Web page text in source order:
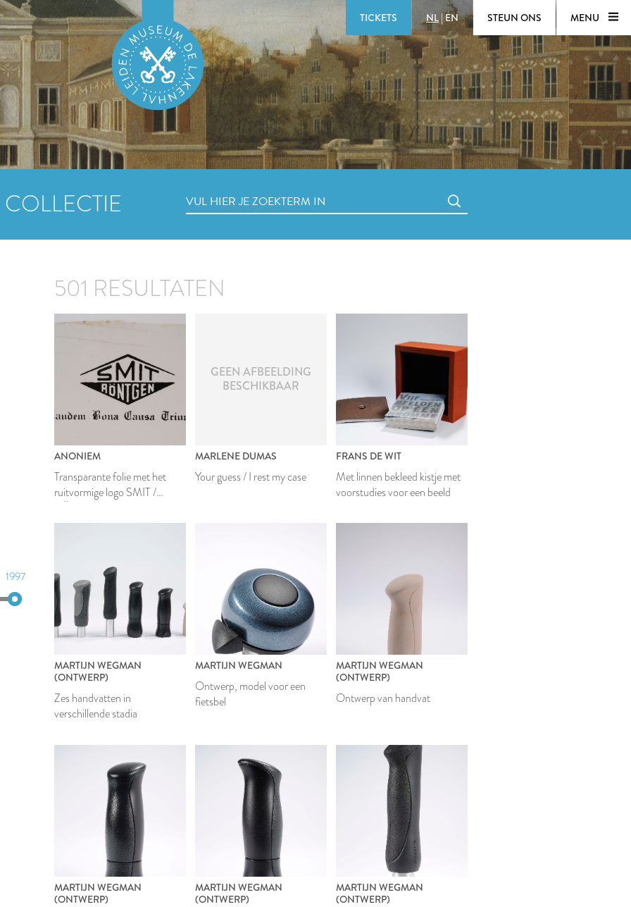
TICKETS NL| EN STEUN ONS MENU
1997
1997
501 RESULTATEN
ANONIEM
Transparante folie met het
ruitvormige logo SMIT /
GEEN AFBEELDING
BESCHIKBAAR
MARLENE DUMAS
Your guess / I rest my case
FRANS DE WIT
Met linnen bekleed kistje met
voorstudies voor een beeld
MARTIJN WEGMAN
(ONTWERP)
Zes handvatten in
verschillende stadia
MARTIJN WEGMAN
Ontwerp, model voor een
fietsbel
MARTIJN WEGMAN
(ONTWERP)
Ontwerp van handvat
MARTIJN WEGMAN
(ONTWERP)
MARTIJN WEGMAN
(ONTWERP)
MARTIJN WEGMAN
(ONTWERP)